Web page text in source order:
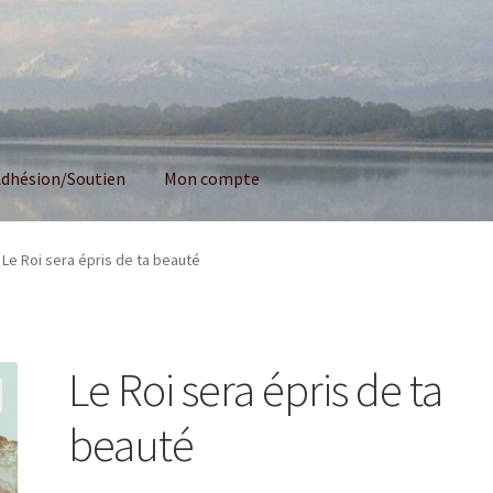
Soutien Mon compte
Le Roi sera épris de ta beauté
Le Roi sera épris de ta
beauté